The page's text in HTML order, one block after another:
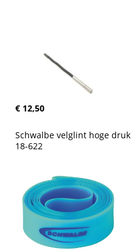
€ 12,50
Schwalbe velglint hoge druk
18-622